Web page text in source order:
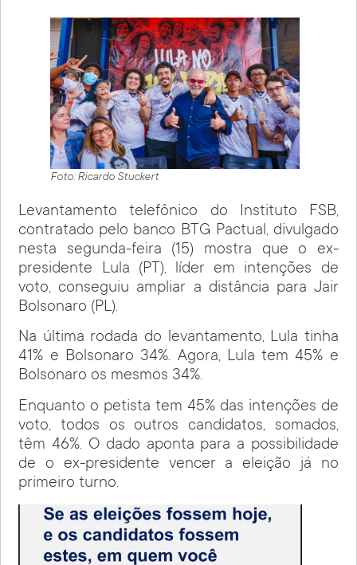
Foto: Ricardo Stuckert
Levantamento telefônico do Instituto FSB,
contratado pelo banco BTG Pactual, divulgado
nesta segunda-feira (15) mostra que o ex-
presidente Lula (PT), líder em intenções de
voto, conseguiu ampliar a distância para Jair
Bolsonaro (PL).
Na última rodada do levantamento, Lula tinha
41% e Bolsonaro 34%. Agora, Lula tem 45% e
Bolsonaro os mesmos 34%.
Enquanto o petista tem 45% das intenções de
voto, todos os outros candidatos, somados,
têm 46%. O dado aponta para a possibilidade
de o ex-presidente vencer a eleição já no
primeiro turno.